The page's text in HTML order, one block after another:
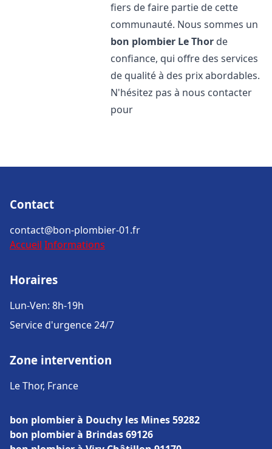
fiers de faire partie de cette
communauté. Nous sommes un
bon plombier Le Thor de
confiance, qui offre des services
de qualité à des prix abordables.
N'hésitez pas à nous contacter
pour
Contact
contact@bon-plombier-01.fr
Accueil Informations
Horaires
Lun-Ven: 8h-19h
Service d'urgence 24/7
Zone intervention
Le Thor, France
bon plombier à Douchy les Mines 59282
bon plombier à Brindas 69126